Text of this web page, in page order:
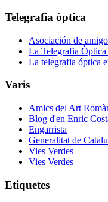
Telegrafia òptica
Asociación de
La Telegrafia Òptica
La telegrafia óptica
Varis
Amics del Art
Blog d'en Enric
Engarrista
Generalitat de
Vies Verdes
Vies Verdes
Etiquetes